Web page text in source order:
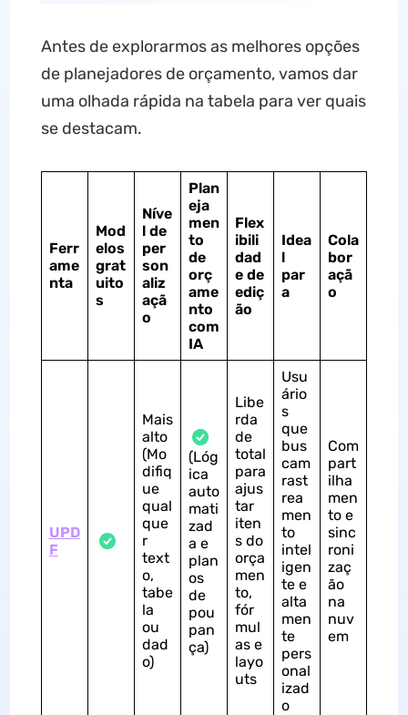
Antes de explorarmos as melhores opções
de planejadores de orçamento, vamos dar
uma olhada rápida na tabela para ver quais
se destacam.
Ferr
ame
nta
Mod
elos
grat
uito
s
Níve
l de
per
son
aliz
açã
o
Plan
eja
men
to
de
orç
ame
nto
com
IA
Flex
ibili
dad
e de
ediç
ão
Idea
l
par
a
Cola
bor
açã
o
UPD
F
Mais
alto
(Mo
difiq
ue
qual
que
r
text
o,
tabe
la
ou
dad
o)
(Lóg
ica
auto
mati
zad
a e
plan
os
de
pou
pan
ça)
Libe
rda
de
total
para
ajus
tar
iten
s do
orça
men
to,
fór
mul
as e
layo
uts
Usu
ário
s
que
bus
cam
rast
rea
men
to
intel
igen
te e
alta
men
te
pers
onal
izad
o
Com
part
ilha
men
to e
sinc
roni
zaç
ão
na
nuv
em